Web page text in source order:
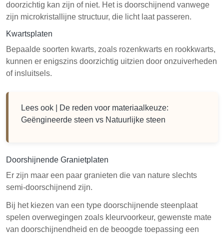
doorzichtig kan zijn of niet. Het is doorschijnend vanwege
zijn microkristallijne structuur, die licht laat passeren.
Kwartsplaten
Bepaalde soorten kwarts, zoals rozenkwarts en rookkwarts,
kunnen er enigszins doorzichtig uitzien door onzuiverheden
of insluitsels.
Lees ook |
De reden voor materiaalkeuze:
Geëngineerde steen vs Natuurlijke steen
Doorshijnende Granietplaten
Er zijn maar een paar granieten die van nature slechts
semi-doorschijnend zijn.
Bij het kiezen van een type doorschijnende steenplaat
spelen overwegingen zoals kleurvoorkeur, gewenste mate
van doorschijnendheid en de beoogde toepassing een